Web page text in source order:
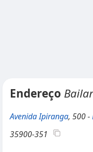
Endereço
Avenida Ipiranga, 500 -
35900-351